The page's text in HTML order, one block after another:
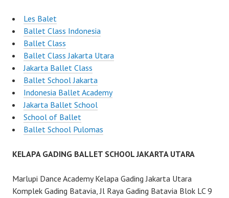
Les Balet
Ballet Class Indonesia
Ballet Class
Ballet Class Jakarta Utara
Jakarta Ballet Class
Ballet School Jakarta
Indonesia Ballet Academy
Jakarta Ballet School
School of Ballet
Ballet School Pulomas
KELAPA GADING BALLET SCHOOL JAKARTA UTARA
Marlupi Dance Academy Kelapa Gading Jakarta Utara
Komplek Gading Batavia, Jl Raya Gading Batavia Blok LC 9